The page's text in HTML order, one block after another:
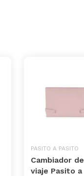
PASITO A PASITO
Cambiador de
viaje Pasito a